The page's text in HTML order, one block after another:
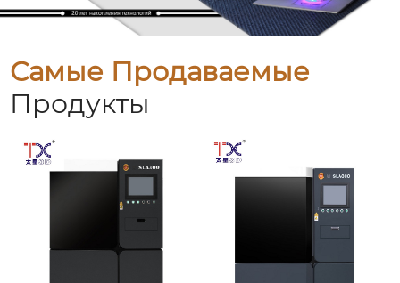
Самые Продаваемые
Продукты